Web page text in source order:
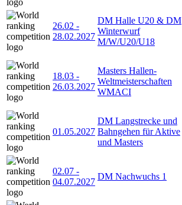
26.02 -
28.02.2027
DM Halle U20 & DM
Winterwurf
M/W/U20/U18
18.03 -
26.03.2027
Masters Hallen-
Weltmeisterschaften
WMACI
01.05.2027
DM Langstrecke und
Bahngehen für Aktive
und Masters
02.07 -
04.07.2027
DM Nachwuchs 1